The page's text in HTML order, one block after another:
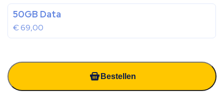
50GB Data
€69,00
Bestellen